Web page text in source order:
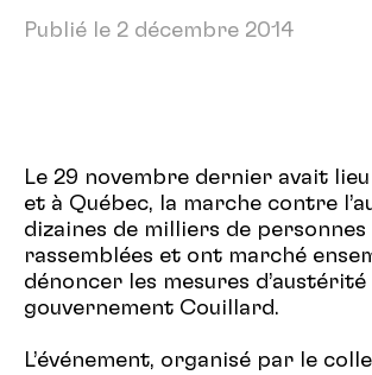
Publié le 2 décembre 2014
Le 29 novembre dernier avait
et à Québec, la marche contre
dizaines de milliers de personnes
rassemblées et ont marché
dénoncer les mesures d’austérité
gouvernement Couillard.
L’événement, organisé par le